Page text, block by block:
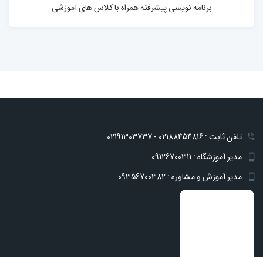
برنامه نویسی پیشرفته همراه با کلاس های آموزشی
تلفن ثابت : 02188454816 - 02191303737
مدیر آموزشگاه : 09126700311
مدیر آموزش و مشاوره : 09356700382